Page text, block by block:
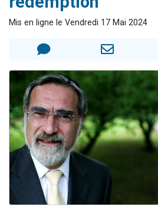
Il reste 49 places
3 personnes viennent de faire un
2 personnes viennent de
Mis en ligne le Vendredi 17 Mai 2024